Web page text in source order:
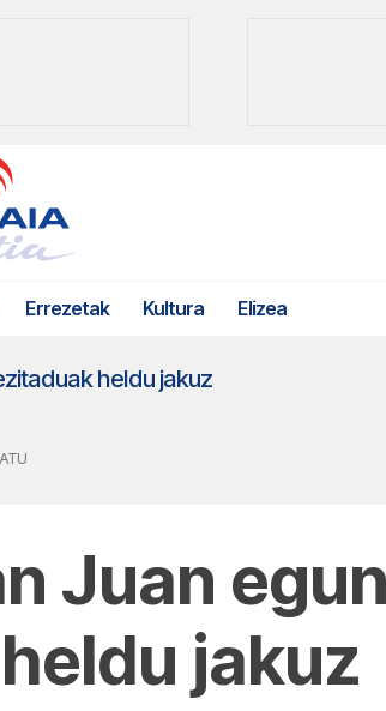
Errezetak Kultura Elizea
heldu jakuz
Juan
jakuz